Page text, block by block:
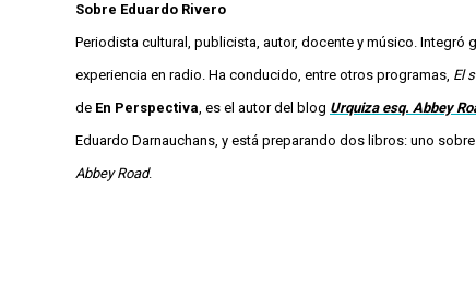
Sobre Eduardo Rivero
Periodista cultural, publicista, autor, docente y músico. Integró
experiencia en radio. Ha conducido, entre otros programas, El
de En Perspectiva, es el autor del blog Urquiza esq. Abbey
Eduardo Darnauchans, y está preparando dos libros: uno
Abbey Road.